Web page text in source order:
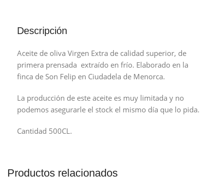
Descripción
Aceite de oliva Virgen Extra de calidad superior, de
primera prensada extraído en frío. Elaborado en la
finca de Son Felip en Ciudadela de Menorca.
La producción de este aceite es muy limitada y no
podemos asegurarle el stock el mismo día que lo pida.
Cantidad 500CL.
Productos relacionados